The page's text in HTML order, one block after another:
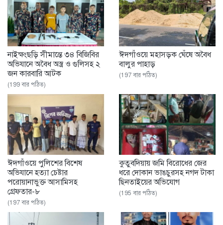
নাইক্ষংছড়ি সীমান্তে ৩৪ বিজিবির
অভিযানে অবৈধ অস্ত্র ও গুলিসহ ২
জন কারবারি আটক
(199 বার পঠিত)
ঈদগাঁওয়ে মহাসড়ক ঘেঁষে অবৈধ
বালুর পাহাড়
(197 বার পঠিত)
ঈদগাঁওয়ে পুলিশের বিশেষ
অভিযানে হত্যা চেষ্টার
পরোয়ানাভুক্ত আসামিসহ
গ্রেফতার-৮
(197 বার পঠিত)
‎কুতুবদিয়ায় জমি বিরোধের জের
ধরে দোকান ভাঙচুরসহ নগদ টাকা
ছিনতাইয়ের অভিযোগ
(195 বার পঠিত)